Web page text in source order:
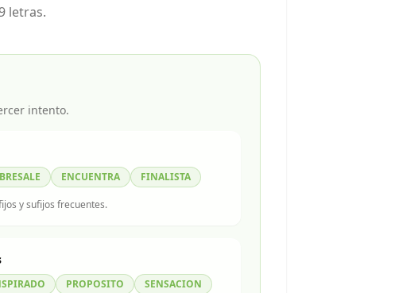
letras.
intento.
ENCUENTRA FINALISTA
y sufijos frecuentes.
PROPOSITO SENSACION